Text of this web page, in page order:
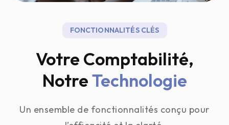
FONCTIONNALITÉS CLÉS
Votre Comptabilité,
NotreTechnologie
Un ensemble de fonctionnalités conçu pour